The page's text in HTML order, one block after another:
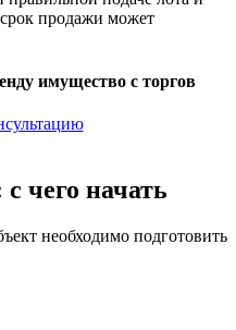
продажи может
имущество с торгов
чего начать
необходимо подготовить